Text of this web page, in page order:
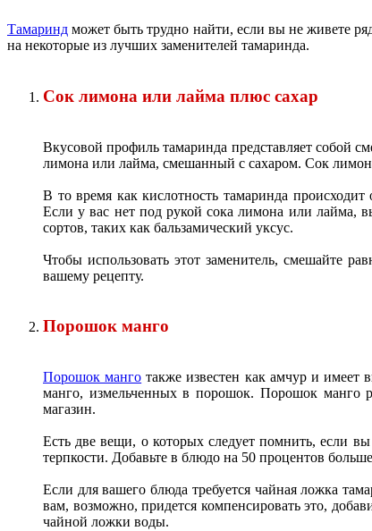
Тамаринд может быть трудно найти, если вы не живете
на некоторые из лучших заменителей тамаринда.
Сок лимона или лайма плюс сахар
Вкусовой профиль тамаринда представляет собой
лимона или лайма, смешанный с сахаром. Сок
В то время как кислотность тамаринда
Если у вас нет под рукой сока лимона или лайма,
сортов, таких как бальзамический уксус.
Чтобы использовать этот заменитель, смешайте
вашему рецепту.
Порошок манго
Порошок манго также известен как амчур и имеет
манго, измельченных в порошок. Порошок манго
магазин.
Есть две вещи, о которых следует помнить, если
терпкости. Добавьте в блюдо на 50 процентов
Если для вашего блюда требуется чайная ложка
вам, возможно, придется компенсировать это,
чайной ложки воды.